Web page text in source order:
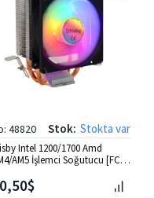
48820 Stok: Stokta var
Intel 1200/1700 Amd
AM5 İşlemci Soğutucu [FCL-